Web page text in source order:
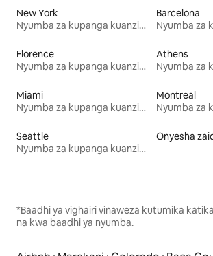
New York
Nyumba za kupanga kuanzia mwezi mmoja
Barcelona
Florence
Nyumba za kupanga kuanzia mwezi mmoja
Athens
Miami
Nyumba za kupanga kuanzia mwezi mmoja
Montreal
Seattle
Nyumba za kupanga kuanzia mwezi mmoja
Onyesha
*Baadhi ya vighairi vinaweza kutumika
na kwa baadhi ya nyumba.